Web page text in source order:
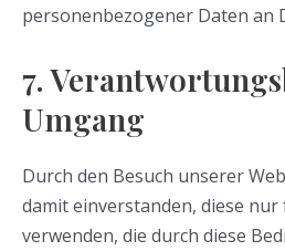
personenbezogener Daten an
7.
Umgang
Durch den Besuch unserer
damit einverstanden, diese nur
verwenden, die durch diese